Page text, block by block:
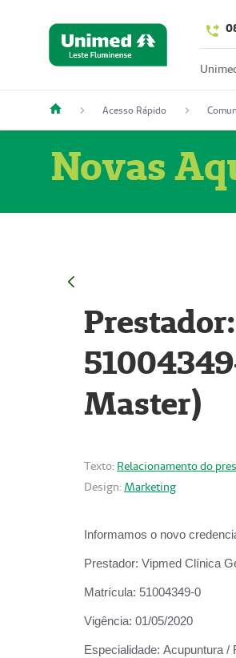
Acesso Rápido
Novas
Master)
Texto: Relacionamento do
Design: Marketing
Informamos o novo
Prestador: Vipmed Clínica
Matrícula: 51004349-0
Vigência: 01/05/2020
Especialidade: Acupuntura /